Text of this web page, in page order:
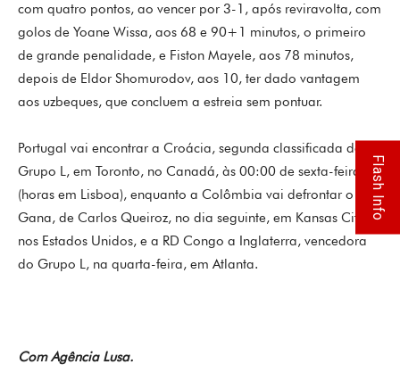
com quatro pontos, ao vencer por 3-1, após reviravolta, com
golos de Yoane Wissa, aos 68 e 90+1 minutos, o primeiro
de grande penalidade, e Fiston Mayele, aos 78 minutos,
depois de Eldor Shomurodov, aos 10, ter dado vantagem
aos uzbeques, que concluem a estreia sem pontuar.
Portugal vai encontrar a Croácia, segunda classificada do
Grupo L, em Toronto, no Canadá, às 00:00 de sexta-feira
(horas em Lisboa), enquanto a Colômbia vai defrontar o
Gana, de Carlos Queiroz, no dia seguinte, em Kansas City,
nos Estados Unidos, e a RD Congo a Inglaterra, vencedora
do Grupo L, na quarta-feira, em Atlanta.
Com Agência Lusa.
Flash Info